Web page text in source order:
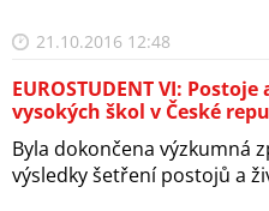
21.10.2016 12:48
EUROSTUDENT VI:
vysokých škol v České
Byla dokončena výzkumná
výsledky šetření postojů a